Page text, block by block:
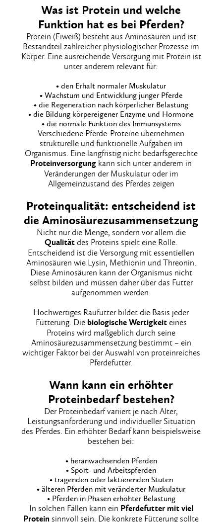
Was ist Protein und welche
Funktion hat es bei Pferden?
Protein (Eiweiß) besteht aus Aminosäuren und ist
Bestandteil zahlreicher physiologischer Prozesse im
Körper. Eine ausreichende Versorgung mit Protein ist
unter anderem relevant für:
• den Erhalt normaler Muskulatur
• Wachstum und Entwicklung junger Pferde
• die Regeneration nach körperlicher Belastung
• die Bildung körpereigener Enzyme und Hormone
• die normale Funktion des Immunsystems
Verschiedene Pferde-Proteine übernehmen
strukturelle und funktionelle Aufgaben im
Organismus. Eine langfristig nicht bedarfsgerechte
Proteinversorgung kann sich unter anderem in
Veränderungen der Muskulatur oder im
Allgemeinzustand des Pferdes zeigen
Proteinqualität: entscheidend ist
die Aminosäurezusammensetzung
Nicht nur die Menge, sondern vor allem die
Qualität des Proteins spielt eine Rolle.
Entscheidend ist die Versorgung mit essentiellen
Aminosäuren wie Lysin, Methionin und Threonin.
Diese Aminosäuren kann der Organismus nicht
selbst bilden und müssen daher über das Futter
aufgenommen werden.
Hochwertiges Raufutter bildet die Basis jeder
Fütterung. Die biologische Wertigkeiteines
Proteins wird maßgeblich durch seine
Aminosäurezusammensetzung bestimmt – ein
wichtiger Faktor bei der Auswahl von proteinreiches
Pferdefutter.
Wann kann ein erhöhter
Proteinbedarf bestehen?
Der Proteinbedarf variiert je nach Alter,
Leistungsanforderung und individueller Situation
des Pferdes. Ein erhöhter Bedarf kann beispielsweise
bestehen bei:
• heranwachsenden Pferden
• Sport- und Arbeitspferden
• tragenden oder laktierenden Stuten
• älteren Pferden mit veränderter Muskulatur
• Pferden in Phasen erhöhter Belastung
In solchen Fällen kann ein Pferdefutter mit viel
Protein sinnvoll sein. Die konkrete Fütterung sollte